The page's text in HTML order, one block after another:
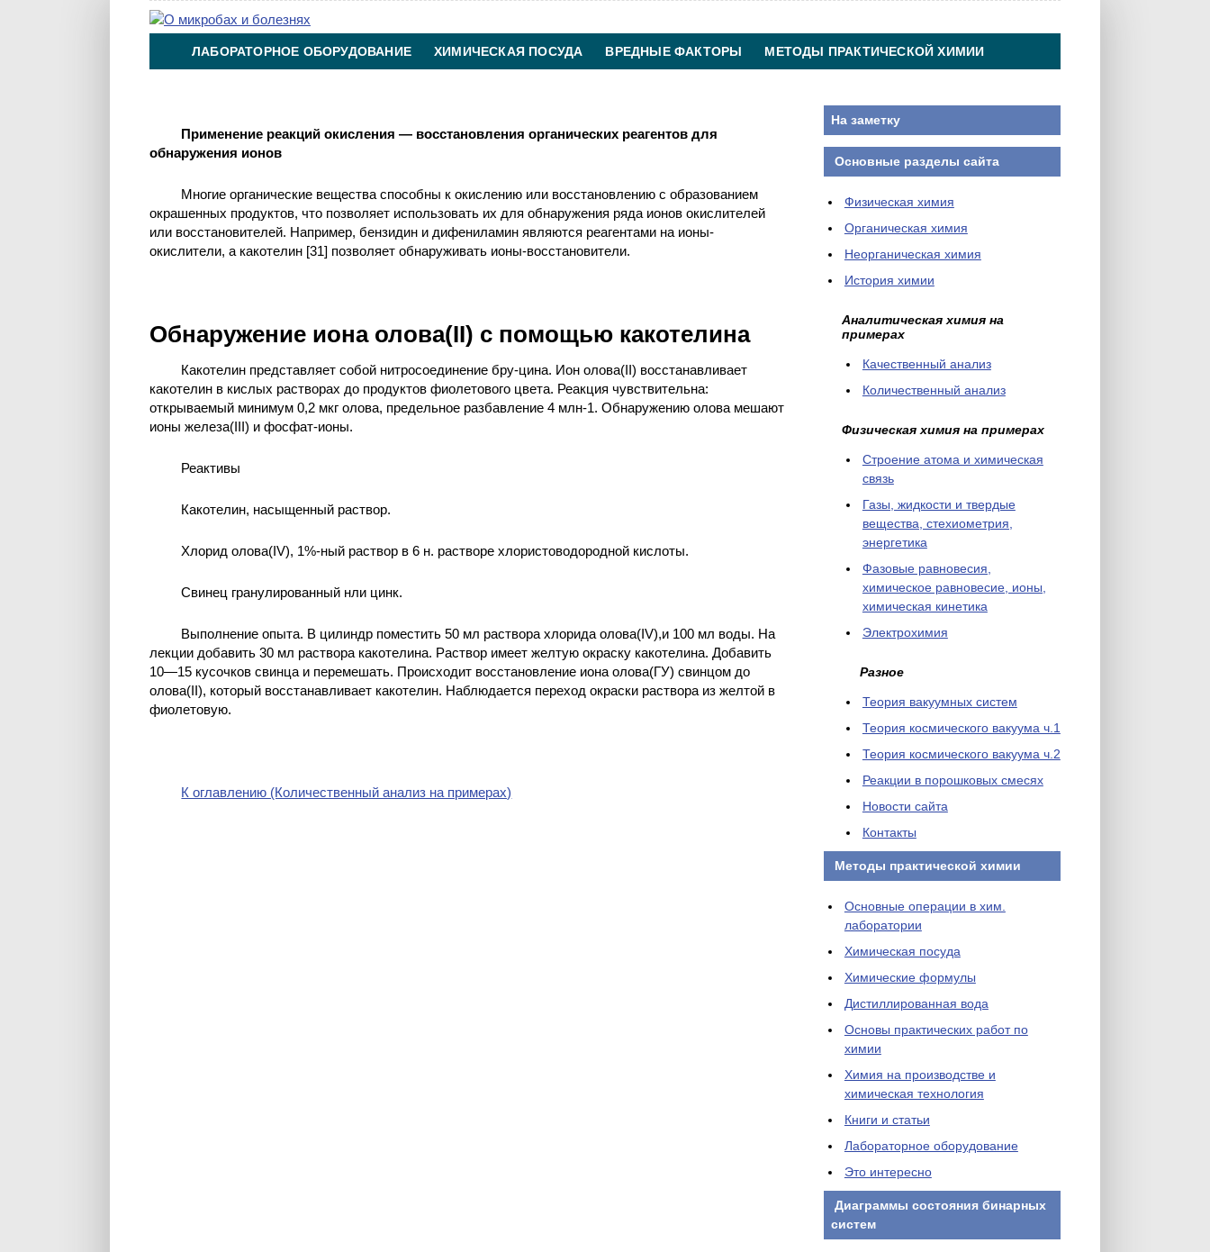
ЛАБОРАТОРНОЕ ОБОРУДОВАНИЕ ХИМИЧЕСКАЯ ПОСУДА ВРЕДНЫЕ ФАКТОРЫ МЕТОДЫ ПРАКТИЧЕСКОЙ ХИМИИ
Применение реакций окисления — восстановления органических реагентов для
обнаружения ионов
Многие органические вещества способны к окислению или восстановлению с образованием
окрашенных продуктов, что позволяет использовать их для обнаружения ряда ионов окислителей
или восстановителей. Например, бензидин и дифениламин являются реагентами на ионы-
окислители, а какотелин [31] позволяет обнаруживать ионы-восстановители.
Обнаружение иона олова(II) с помощью какотелина
Какотелин представляет собой нитросоединение бру-цина. Ион олова(II) восстанавливает
какотелин в кислых растворах до продуктов фиолетового цвета. Реакция чувствительна:
открываемый минимум 0,2 мкг олова, предельное разбавление 4 млн-1. Обнаружению олова мешают
ионы железа(III) и фосфат-ионы.
Реактивы
Какотелин, насыщенный раствор.
Хлорид олова(IV), 1%-ный раствор в 6 н. растворе хлористоводородной кислоты.
Свинец гранулированный нли цинк.
Выполнение опыта. В цилиндр поместить 50 мл раствора хлорида олова(IV),и 100 мл воды. На
лекции добавить 30 мл раствора какотелина. Раствор имеет желтую окраску какотелина. Добавить
10—15 кусочков свинца и перемешать. Происходит восстановление иона олова(ГУ) свинцом до
олова(II), который восстанавливает какотелин. Наблюдается переход окраски раствора из желтой в
фиолетовую.
К оглавлению (Количественный анализ на примерах)
На заметку
Основные разделы сайта
Физическая химия
Органическая химия
Неорганическая химия
История химии
Аналитическая химия на
примерах
Качественный анализ
Количественный анализ
Физическая химия на примерах
Cтроение атома и химическая
связь
Газы, жидкости и твердые
вещества, стехиометрия,
энергетика
Фазовые равновесия,
химическое равновесие, ионы,
химическая кинетика
Электрохимия
Разное
Теория вакуумных систем
Теория космического вакуума ч.1
Теория космического вакуума ч.2
Реакции в порошковых смесях
Новости сайта
Контакты
Методы практической химии
Основные операции в хим.
лаборатории
Химическая посуда
Химические формулы
Дистиллированная вода
Основы практических работ по
химии
Химия на производстве и
химическая технология
Книги и статьи
Лабораторное оборудование
Это интересно
Диаграммы состояния бинарных
систем